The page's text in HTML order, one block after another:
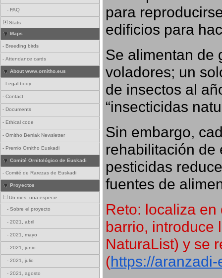
- FAQ
Stats
Maps
- Breeding birds
- Attendance cards
About www.ornitho.eus
- Legal body
- Contact
- Documents
- Ethical code
- Ornitho Berriak Newsletter
- Premio Ornitho Euskadi
Comité Ornitológico de Euskadi
- Comité de Rarezas de Euskadi
Proyectos
Un mes, una especie
- Sobre el proyecto
- 2021, abril
- 2021, mayo
- 2021, junio
- 2021, julio
- 2021, agosto
para
edificios para
Se alimentan de
voladores; un
de insectos al
“insecticidas
Sin embargo,
rehabilitación de
pesticidas
fuentes de
Reto: localiza
barrio, introduce
NaturaList) y se
(https://